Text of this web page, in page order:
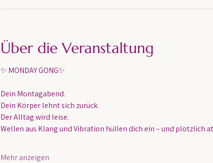
Über die Veranstaltung
✨ MONDAY GONG✨
Dein Montagabend.
Dein Körper lehnt sich zurück.
Der Alltag wird leise.
Wellen aus Klang und Vibration hüllen dich ein – und plötzlich
Mehr anzeigen